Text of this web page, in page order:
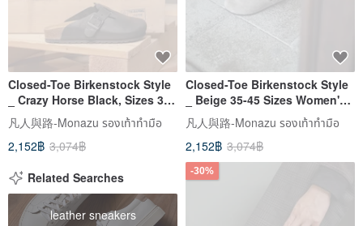
Closed-Toe Birkenstock Style
_ Crazy Horse Black, Sizes 35-
45 (Men's Listing)
凡人與路-Monazu รองเท้าทำมือ
2,152฿ 3,074฿
Closed-Toe Birkenstock Style
_ Beige 35-45 Sizes Women's
Listing
凡人與路-Monazu รองเท้าทำมือ
2,152฿ 3,074฿
Related Searches
leather sneakers
-30%